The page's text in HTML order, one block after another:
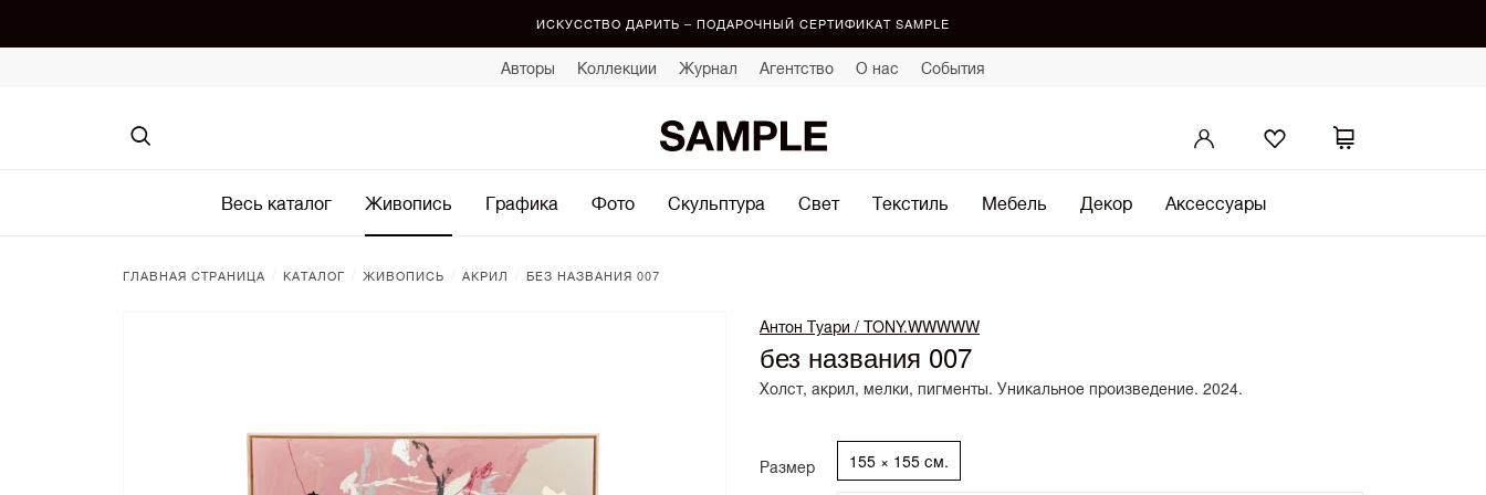
ИСКУССТВО ДАРИТЬ – ПОДАРОЧНЫЙ СЕРТИФИКАТ SAMPLE
Авторы Коллекции Журнал Агентство О нас События
Весь каталог Живопись Графика Фото Скульптура Свет Текстиль Мебель Декор Аксессуары
ГЛАВНАЯ СТРАНИЦА КАТАЛОГ ЖИВОПИСЬ АКРИЛ БЕЗ НАЗВАНИЯ 007
Антон Туари / TONY.WWWWW
без названия 007
Холст, акрил, мелки, пигменты. Уникальное произведение. 2024.
Размер 155 × 155 см.